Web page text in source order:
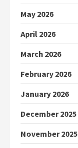
May 2026
April 2026
March 2026
February 2026
January 2026
December 2025
November 2025